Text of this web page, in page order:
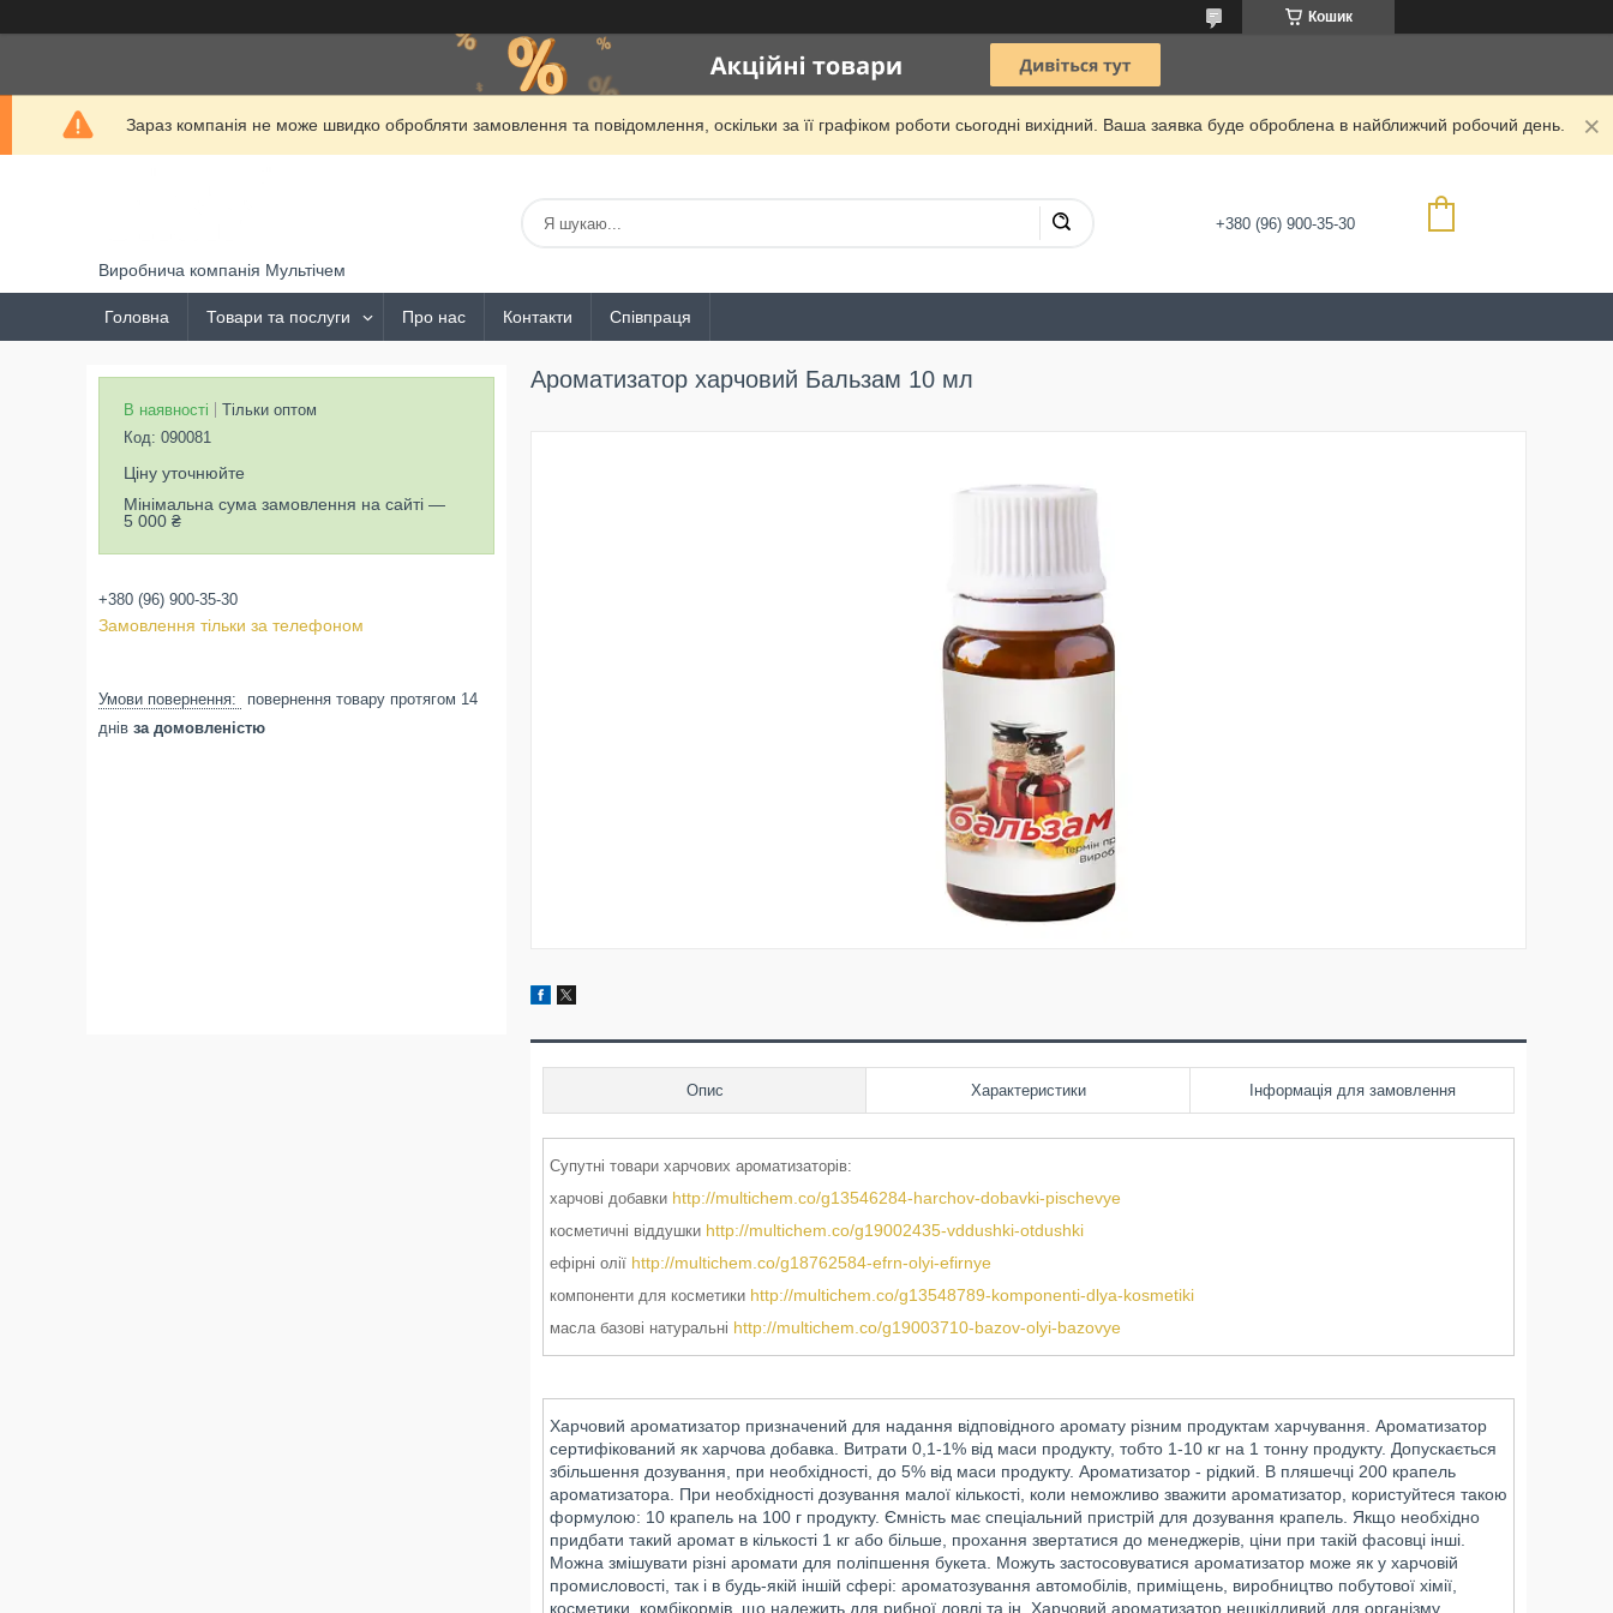
Кошик
Зараз компанія не може швидко обробляти замовлення та повідомлення, оскільки за її графіком роботи сьогодні вихідний. Ваша заявка буде оброблена в найближчий робочий день.
Виробнича компанія Мультічем
+380 (96) 900-35-30
Головна Товари та послуги Про нас Контакти Співпраця
Ароматизатор харчовий Бальзам 10 мл
Опис Характеристики Інформація для замовлення
Супутні товари харчових ароматизаторів:
харчові добавки http://multichem.co/g13546284-harchov-dobavki-pischevye
косметичні віддушки http://multichem.co/g19002435-vddushki-otdushki
ефірні олії http://multichem.co/g18762584-efrn-olyi-efirnye
компоненти для косметики http://multichem.co/g13548789-komponenti-dlya-kosmetiki
масла базові натуральні http://multichem.co/g19003710-bazov-olyi-bazovye
Харчовий ароматизатор призначений для надання відповідного аромату різним продуктам харчування. Ароматизатор
сертифікований як харчова добавка. Витрати 0,1-1% від маси продукту, тобто 1-10 кг на 1 тонну продукту. Допускається
збільшення дозування, при необхідності, до 5% від маси продукту. Ароматизатор - рідкий. В пляшечці 200 крапель
ароматизатора. При необхідності дозування малої кількості, коли неможливо зважити ароматизатор, користуйтеся такою
формулою: 10 крапель на 100 г продукту. Ємність має спеціальний пристрій для дозування крапель. Якщо необхідно
придбати такий аромат в кількості 1 кг або більше, прохання звертатися до менеджерів, ціни при такій фасовці інші.
Можна змішувати різні аромати для поліпшення букета. Можуть застосовуватися ароматизатор може як у харчовій
промисловості, так і в будь-якій іншій сфері: ароматозування автомобілів, приміщень, виробництво побутової хімії,
косметики, комбікормів, що належить для рибної ловлі та ін. Харчовий ароматизатор нешкідливий для організму
В наявності
Тільки оптом
Код: 090081
Ціну уточнюйте
Мінімальна сума замовлення на сайті —
5 000 ₴
+380 (96) 900-35-30
Замовлення тільки за телефоном
повернення товару протягом 14
днів за домовленістю